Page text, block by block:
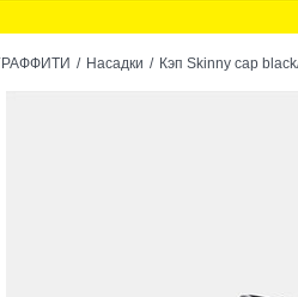
/ Насадки / Кэп Skinny cap